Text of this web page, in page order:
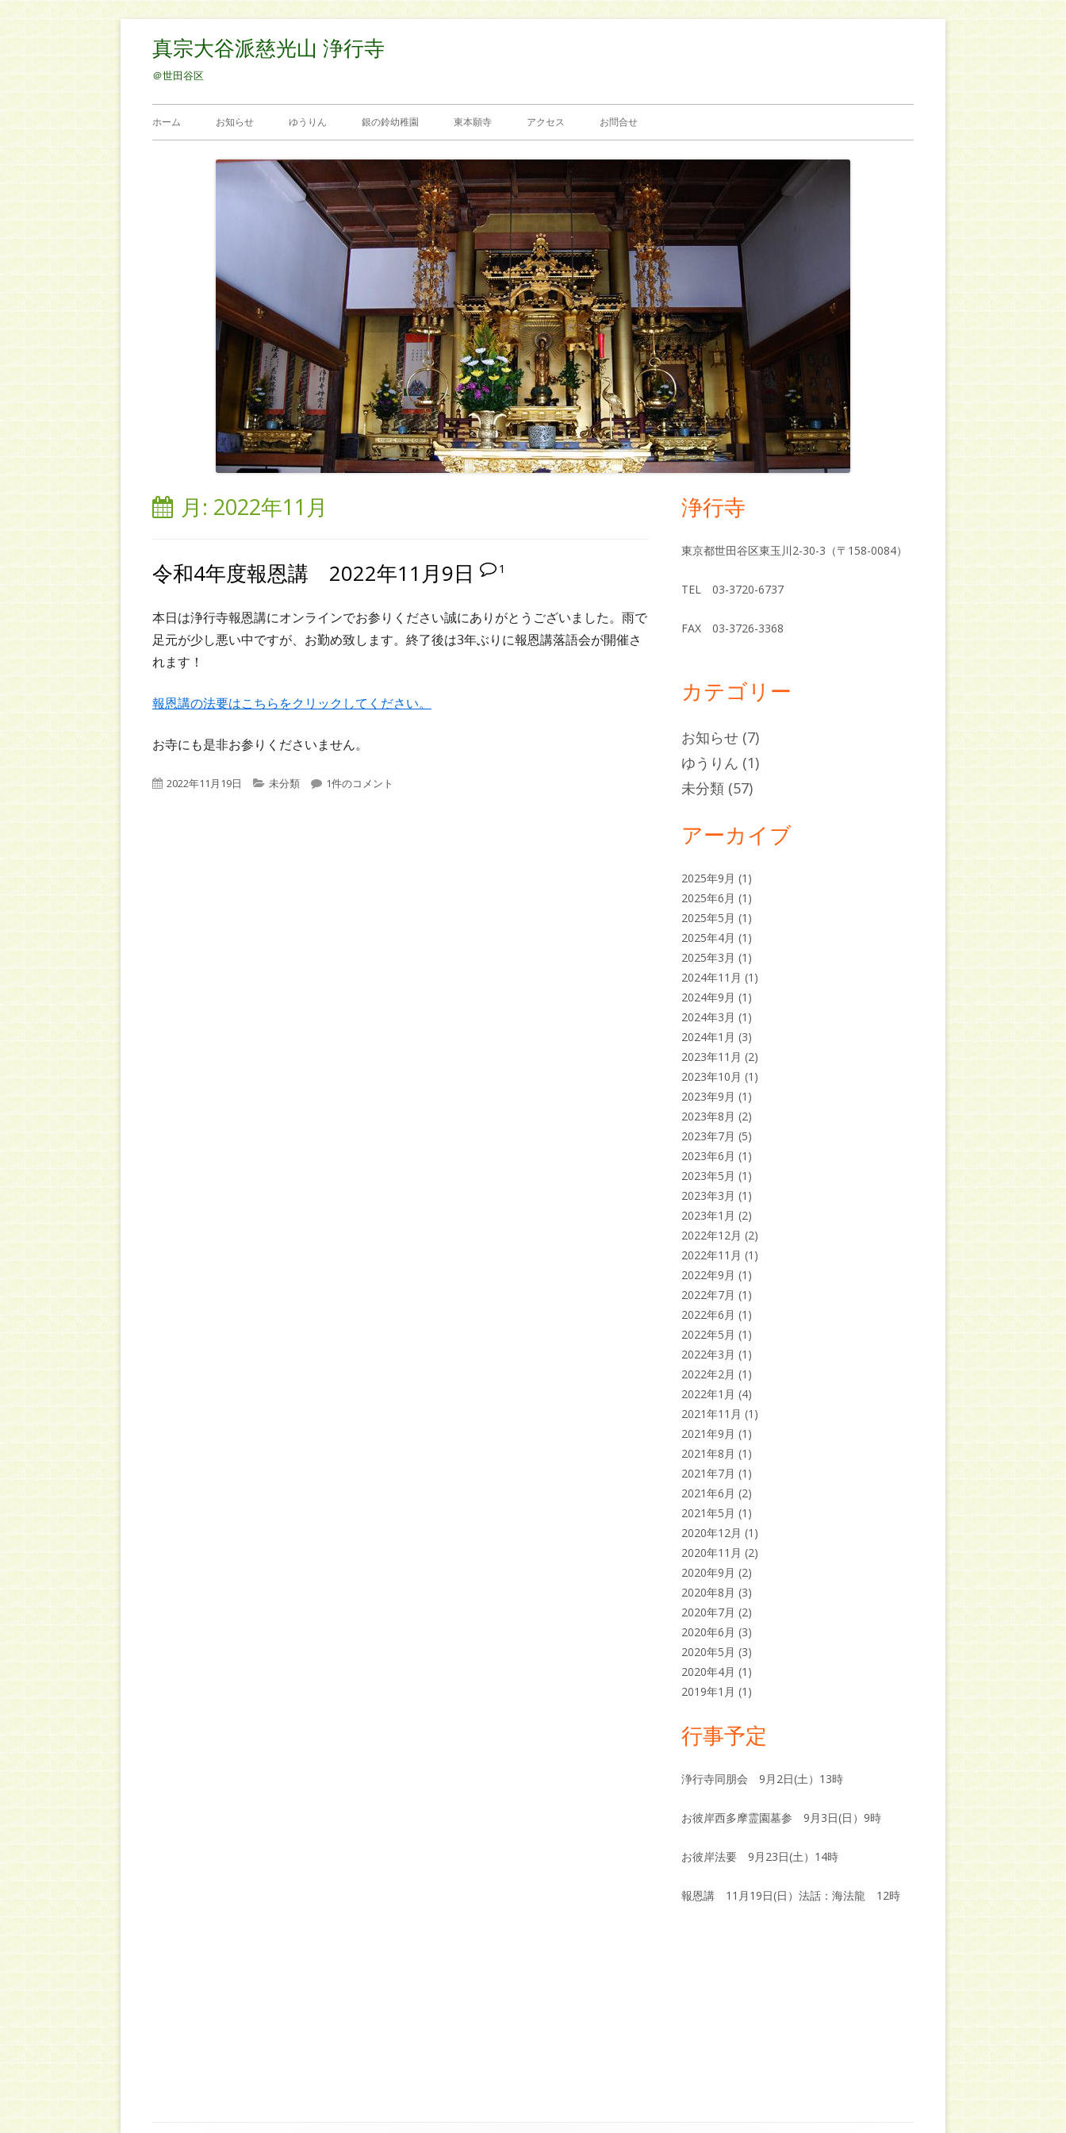
真宗大谷派慈光山 浄行寺
＠世田谷区
メ
ホーム お知らせ ゆうりん 銀の鈴幼稚園 東本願寺 アクセス お問合せ
月: 2022年11月
令和4年度報恩講 2022年11月9日 1
本日は浄行寺報恩講にオンラインでお参りください誠にありがとうございました。雨で
足元が少し悪い中ですが、お勤め致します。終了後は3年ぶりに報恩講落語会が開催さ
れます！
報恩講の法要はこちらをクリックしてください。
お寺にも是非お参りくださいません。
公
2022年11月19日
カ
未分類 令和4年度報恩講 2022年11月9日 への
1件のコメント
メ
イ
ド
ー
浄行寺
東京都世田谷区東玉川2-30-3（〒158-0084）
TEL 03-3720-6737
FAX 03-3726-3368
カテゴリー
お知らせ (7)
ゆうりん (1)
未分類 (57)
アーカイブ
2025年9月 (1)
2025年6月 (1)
2025年5月 (1)
2025年4月 (1)
2025年3月 (1)
2024年11月 (1)
2024年9月 (1)
2024年3月 (1)
2024年1月 (3)
2023年11月 (2)
2023年10月 (1)
2023年9月 (1)
2023年8月 (2)
2023年7月 (5)
2023年6月 (1)
2023年5月 (1)
2023年3月 (1)
2023年1月 (2)
2022年12月 (2)
2022年11月 (1)
2022年9月 (1)
2022年7月 (1)
2022年6月 (1)
2022年5月 (1)
2022年3月 (1)
2022年2月 (1)
2022年1月 (4)
2021年11月 (1)
2021年9月 (1)
2021年8月 (1)
2021年7月 (1)
2021年6月 (2)
2021年5月 (1)
2020年12月 (1)
2020年11月 (2)
2020年9月 (2)
2020年8月 (3)
2020年7月 (2)
2020年6月 (3)
2020年5月 (3)
2020年4月 (1)
2019年1月 (1)
行事予定
浄行寺同朋会 9月2日(土）13時
お彼岸西多摩霊園墓参 9月3日(日）9時
お彼岸法要 9月23日(土）14時
報恩講 11月19日(日）法話：海法龍 12時